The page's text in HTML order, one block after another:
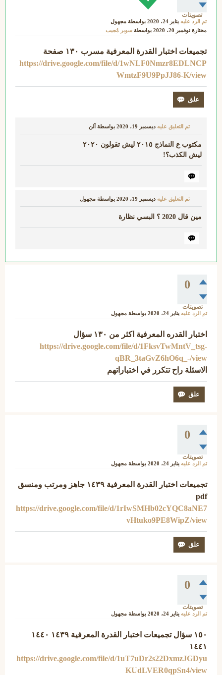
تصويتات
تم الرد عليه يناير 24، 2020 بواسطة مجهول
مختارة نوفمبر 20، 2020 بواسطة سوبر مُجيب
تجميعات اختبار القدرة المعرفية مسرب ١٣٠ صفحة
https://drive.google.com/file/d/1wNLF0Nmzr8EDLNCP
WmtzF9U9PpJJ86-K/view
تم التعليق عليه ديسمبر 19، 2020 بواسطة آلن
مكتوب ع النماذج ٢٠١٥ ليش تقولون ٢٠٢٠
ليش الكذب؟!
تم التعليق عليه ديسمبر 19، 2020 بواسطة مجهول
مين قال 2020 ؟ البسي نظارة
0
تصويتات
تم الرد عليه يناير 24، 2020 بواسطة مجهول
اختبار القدره المعرفية اكثر من ١٣٠ سؤال
https://drive.google.com/file/d/1FksvTwMntV_tsg-
qBR_3taGvZ6hO6q_-/view
الاسئلة راح تتكرر في اختباراتهم
0
تصويتات
تم الرد عليه يناير 24، 2020 بواسطة مجهول
تجميعات اختبار القدرة المعرفية ١٤٣٩ جاهز ومرتب ومنسق
pdf
https://drive.google.com/file/d/1rIwSMHb02cYQC8aNE7
vHtuko9PE8WipZ/view
0
تصويتات
تم الرد عليه يناير 24، 2020 بواسطة مجهول
١٥٠ سؤال تجميعات اختبار القدرة المعرفية ١٤٣٩ ١٤٤٠
١٤٤١
https://drive.google.com/file/d/1uT7uDr2s22DxmzJGDyu
KUdLVER0qpSn4/view